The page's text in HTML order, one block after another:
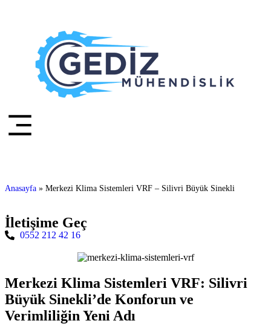
Anasayfa » Merkezi Klima Sistemleri VRF – Silivri Büyük Sinekli
İletişime Geç
0552 212 42 16
Merkezi Klima Sistemleri VRF: Silivri
Büyük Sinekli’de Konforun ve
Verimliliğin Yeni Adı